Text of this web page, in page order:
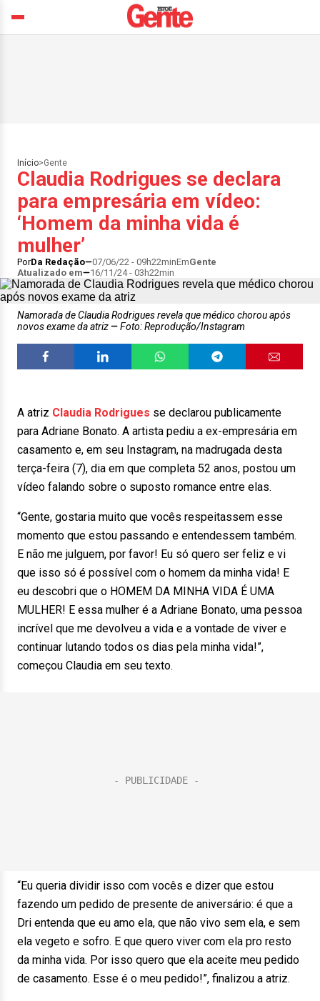
Início>Gente
Claudia Rodrigues se declara
para empresária em vídeo:
‘Homem da minha vida é
mulher’
PorDa Redação 07/06/22 - 09h22minEmGente
Atualizado em
16/11/24 - 03h22min
Namorada de Claudia Rodrigues revela que médico chorou após
novos exame da atriz
Foto: Reprodução/Instagram
A atriz Claudia Rodrigues se declarou publicamente
para Adriane Bonato. A artista pediu a ex-empresária em
casamento e, em seu Instagram, na madrugada desta
terça-feira (7), dia em que completa 52 anos, postou um
vídeo falando sobre o suposto romance entre elas.
“Gente, gostaria muito que vocês respeitassem esse
momento que estou passando e entendessem também.
E não me julguem, por favor! Eu só quero ser feliz e vi
que isso só é possível com o homem da minha vida! E
eu descobri que o HOMEM DA MINHA VIDA É UMA
MULHER! E essa mulher é a Adriane Bonato, uma pessoa
incrível que me devolveu a vida e a vontade de viver e
continuar lutando todos os dias pela minha vida!”,
começou Claudia em seu texto.
“Eu queria dividir isso com vocês e dizer que estou
fazendo um pedido de presente de aniversário: é que a
Dri entenda que eu amo ela, que não vivo sem ela, e sem
ela vegeto e sofro. E que quero viver com ela pro resto
da minha vida. Por isso quero que ela aceite meu pedido
de casamento. Esse é o meu pedido!”, finalizou a atriz.